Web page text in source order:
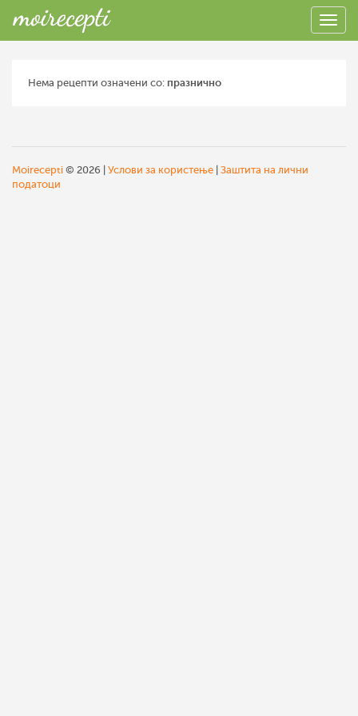
Нема рецепти означени со: празнично
Moirecepti © 2026 | Услови за користење Заштита на лични
податоци